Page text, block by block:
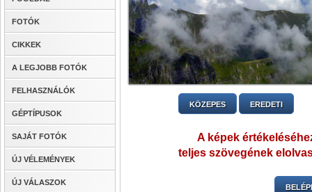
FOTÓK
CIKKEK
A LEGJOBB FOTÓK
FELHASZNÁLÓK
GÉPTÍPUSOK
SAJÁT FOTÓK
ÚJ VÉLEMÉNYEK
ÚJ VÁLASZOK
KÖZEPES EREDETI
A képek
teljes szövegének